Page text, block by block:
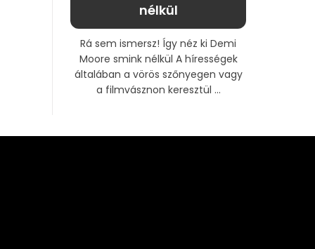
nélkül
Rá sem ismersz! Így néz ki Demi
Moore smink nélkül A hírességek
általában a vörös szőnyegen vagy
a filmvásznon keresztül ...